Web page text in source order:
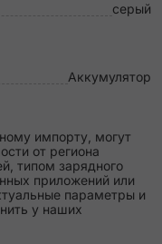
серый
Аккумулятор
импорту, могут
от региона
типом зарядного
приложений или
параметры и
у наших